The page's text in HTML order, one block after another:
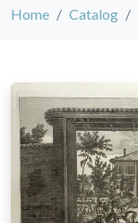
Home Catalog